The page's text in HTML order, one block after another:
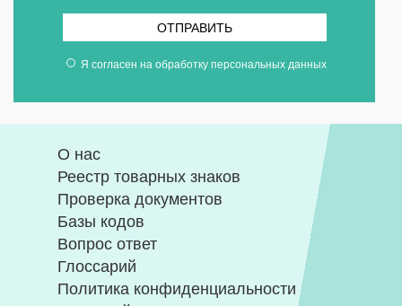
ОТПРАВИТЬ
Я согласен на обработку персональных данных
О нас
Реестр товарных знаков
Проверка документов
Базы кодов
Вопрос ответ
Глоссарий
Политика конфиденциальности